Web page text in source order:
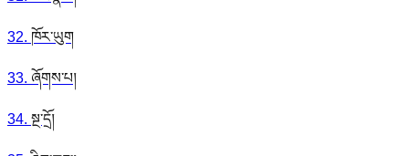
32. ཁོར་ཡུག
33. ཞོགས་པ།
34. སྔ་དྲོ།